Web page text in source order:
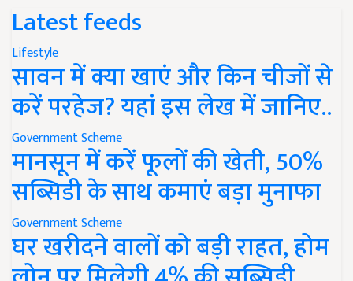
Latest feeds
Lifestyle
सावन में क्या खाएं और किन चीजों से
करें परहेज? यहां इस लेख में जानिए..
Government Scheme
मानसून में करें फूलों की खेती, 50%
सब्सिडी के साथ कमाएं बड़ा मुनाफा
Government Scheme
घर खरीदने वालों को बड़ी राहत, होम